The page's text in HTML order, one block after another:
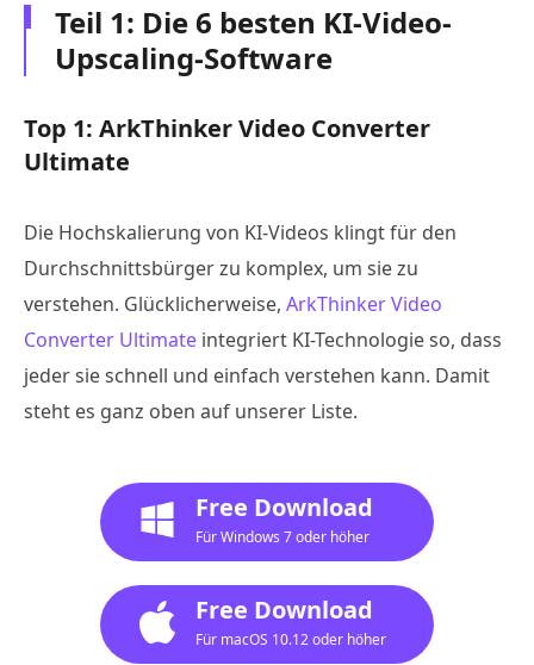
Teil 1: Die 6 besten KI-Video-
Upscaling-Software
Top 1: ArkThinker Video Converter
Ultimate
Die Hochskalierung von KI-Videos klingt für den
Durchschnittsbürger zu komplex, um sie zu
verstehen. Glücklicherweise, ArkThinker Video
Converter Ultimate integriert KI-Technologie so, dass
jeder sie schnell und einfach verstehen kann. Damit
steht es ganz oben auf unserer Liste.
Free Download
Für Windows 7 oder höher
Free Download
Für macOS 10.12 oder höher